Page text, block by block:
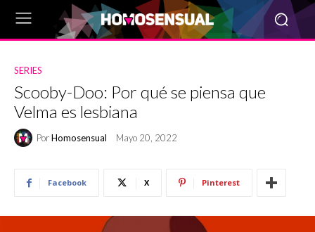
SERIES
Scooby-Doo: Por qué se piensa que
Velma es lesbiana
PorHomosensual Mayo 20, 2022
Facebook X Pinterest